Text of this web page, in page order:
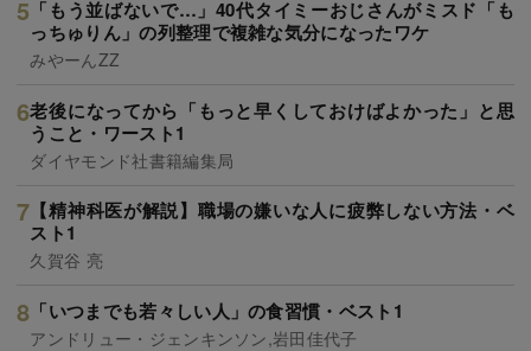
「もう並ばないで…」40代タイミーおじさんがミスド「も
っちゅりん」の列整理で複雑な気分になったワケ
みやーんZZ
老後になってから「もっと早くしておけばよかった」と思
うこと・ワースト1
ダイヤモンド社書籍編集局
【精神科医が解説】職場の嫌いな人に疲弊しない方法・ベ
スト1
久賀谷 亮
「いつまでも若々しい人」の食習慣・ベスト1
アンドリュー・ジェンキンソン,岩田佳代子